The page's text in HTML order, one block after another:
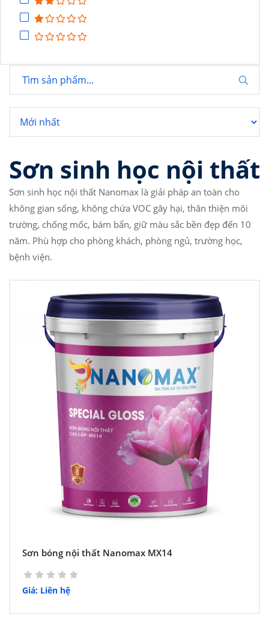
Sơn sinh học nội thất
Sơn sinh học nội thất Nanomax là giải pháp an toàn cho
không gian sống, không chứa VOC gây hại, thân thiện môi
trường, chống mốc, bám bẩn, giữ màu sắc bền đẹp đến 10
năm. Phù hợp cho phòng khách, phòng ngủ, trường học,
bệnh viện.
Sơn bóng nội thất Nanomax MX14
Giá: Liên hệ